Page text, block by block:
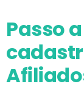
Passo